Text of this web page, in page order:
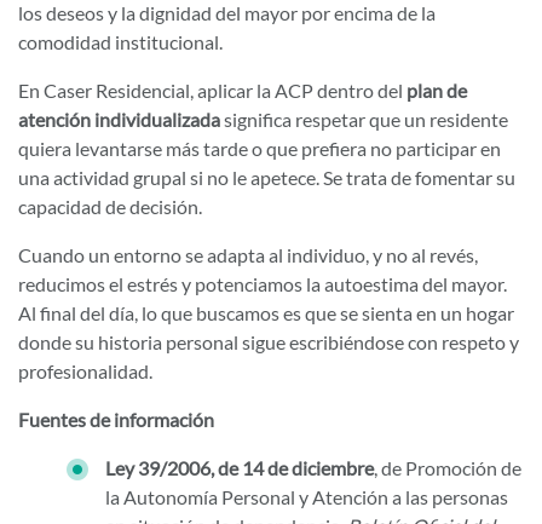
los deseos y la dignidad del mayor por encima de la
comodidad institucional.
En Caser Residencial, aplicar la ACP dentro del plan de
atención individualizadasignifica respetar que un residente
quiera levantarse más tarde o que prefiera no participar en
una actividad grupal si no le apetece. Se trata de fomentar su
capacidad de decisión.
Cuando un entorno se adapta al individuo, y no al revés,
reducimos el estrés y potenciamos la autoestima del mayor.
Al final del día, lo que buscamos es que se sienta en un hogar
donde su historia personal sigue escribiéndose con respeto y
profesionalidad.
Fuentes de información
Ley 39/2006, de 14 de diciembre, de Promoción de
la Autonomía Personal y Atención a las personas